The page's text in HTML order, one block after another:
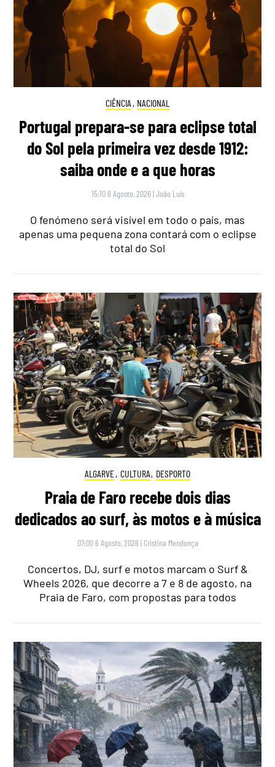
CIÊNCIA , NACIONAL
Portugal prepara-se para eclipse total
do Sol pela primeira vez desde 1912:
saiba onde e a que horas
15:10 6 Agosto, 2026 |João Luís
O fenómeno será visível em todo o país, mas
apenas uma pequena zona contará com o eclipse
total do Sol
ALGARVE, CULTURA, DESPORTO
Praia de Faro recebe dois dias
dedicados ao surf, às motos e à música
07:00 6 Agosto, 2026 | Cristina Mendonça
Concertos, DJ, surf e motos marcam o Surf &
Wheels 2026, que decorre a 7 e 8 de agosto, na
Praia de Faro, com propostas para todos